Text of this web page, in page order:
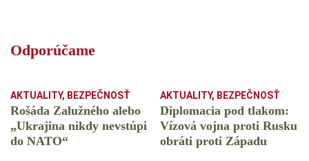
Odporúčame
AKTUALITY, BEZPEČNOSŤ
Rošáda Zalužného alebo
„Ukrajina nikdy nevstúpi
do NATO“
AKTUALITY, BEZPEČNOSŤ
Diplomacia pod tlakom:
Vízová vojna proti Rusku
obráti proti Západu